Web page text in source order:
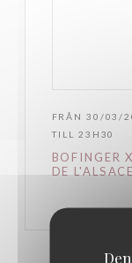
FRÅN 30/03/
TILL 23H30
BOFINGER
DE